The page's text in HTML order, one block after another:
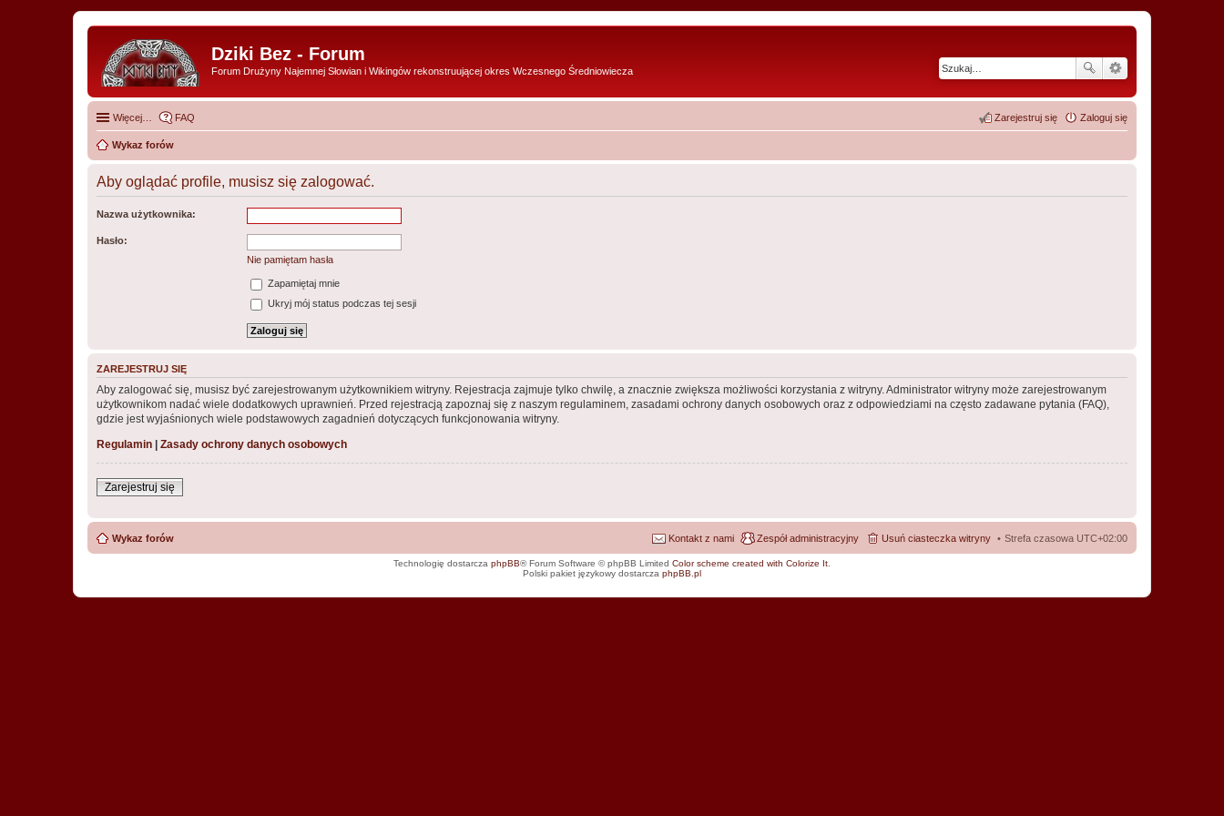
Dziki Bez - Forum
Forum Drużyny Najemnej Słowian i Wikingów rekonstruującej okres Wczesnego Średniowiecza
Więcej… FAQ Zaloguj się
Zarejestruj się
Wykaz forów
Aby oglądać profile, musisz się zalogować.
Nazwa użytkownika:
Hasło:
Nie pamiętam hasła
Zapamiętaj mnie
Ukryj mój status podczas tej sesji
ZAREJESTRUJ SIĘ
Aby zalogować się, musisz być zarejestrowanym użytkownikiem witryny. Rejestracja zajmuje tylko chwilę, a znacznie zwiększa możliwości korzystania z witryny. Administrator witryny może zarejestrowanym
użytkownikom nadać wiele dodatkowych uprawnień. Przed rejestracją zapoznaj się z naszym regulaminem, zasadami ochrony danych osobowych oraz z odpowiedziami na często zadawane pytania (FAQ),
gdzie jest wyjaśnionych wiele podstawowych zagadnień dotyczących funkcjonowania witryny.
Regulamin
Zasady ochrony danych osobowych
Zarejestruj się
Wykaz forów Strefa czasowa UTC+02:00
Usuń ciasteczka witryny
Zespół administracyjny
Kontakt z nami
Technologię dostarcza phpBB® Forum Software © phpBB Limited Color scheme created with Colorize It
Polski pakiet językowy dostarcza phpBB.pl